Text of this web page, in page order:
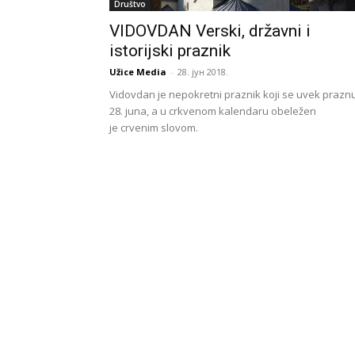
Društvo
VIDOVDAN Verski, državni i
istorijski praznik
Užice Media - 28. јун 2018.
Vidovdan je nepokretni praznik koji se uvek
28. juna, a u crkvenom kalendaru obeležen
je crvenim slovom.